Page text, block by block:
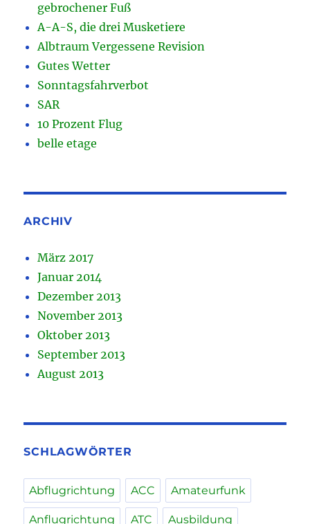
gebrochener Fuß
A-A-S, die drei Musketiere
Albtraum Vergessene Revision
Gutes Wetter
Sonntagsfahrverbot
SAR
10 Prozent Flug
belle etage
ARCHIV
März 2017
Januar 2014
Dezember 2013
November 2013
Oktober 2013
September 2013
August 2013
SCHLAGWÖRTER
Abflugrichtung ACC Amateurfunk
Anflugrichtung ATC Ausbildung